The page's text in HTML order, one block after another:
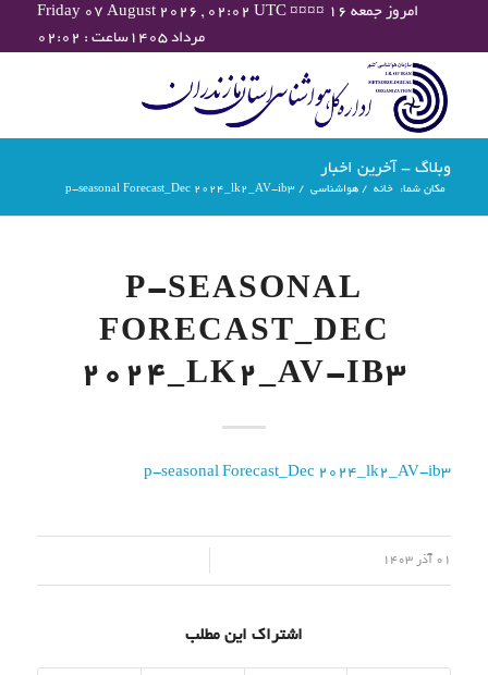
Friday 07 August 2026 , 02:02 UTC ¤¤¤¤ امروز جمعه ۱۶
مرداد ۱۴۰۵ساعت : ۰۲:۰۲
وبلاگ - آخرین اخبار
مکان شما: خانه / هواشناسی /
p-seasonal Forecast_Dec 2024_lk2_AV-ib3
P-SEASONAL
FORECAST_DEC
2024_LK2_AV-IB3
p-seasonal Forecast_Dec 2024_lk2_AV-ib3
01 آذر 1403
اشتراک این مطلب